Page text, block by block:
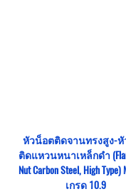
หัวน็อตติดจานทรงสูง-
ติดแหวนหนาเหล็กดำ
Nut Carbon Steel, High Type)
เกรด 10.9